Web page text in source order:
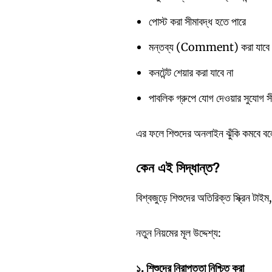
পোস্ট করা সীমাবদ্ধ হতে পারে
মন্তব্য (Comment) করা যাবে
কনটেন্ট শেয়ার করা যাবে না
পাবলিক গ্রুপে যোগ দেওয়ার সুযোগ
এর ফলে শিশুদের অনলাইন ঝুঁকি কমবে
কেনএইসিদ্ধান্ত?
বিশ্বজুড়ে শিশুদের অতিরিক্ত স্ক্রিন
নতুন নিয়মের মূল উদ্দেশ্য:
১.শিশুদেরনিরাপত্তানিশ্চিতকরা